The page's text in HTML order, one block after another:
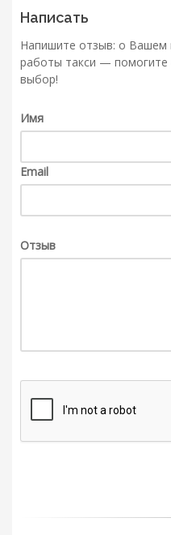
Написать
Напишите отзыв: о Вашем
работы такси — помогите
выбор!
Имя
Email
Отзыв